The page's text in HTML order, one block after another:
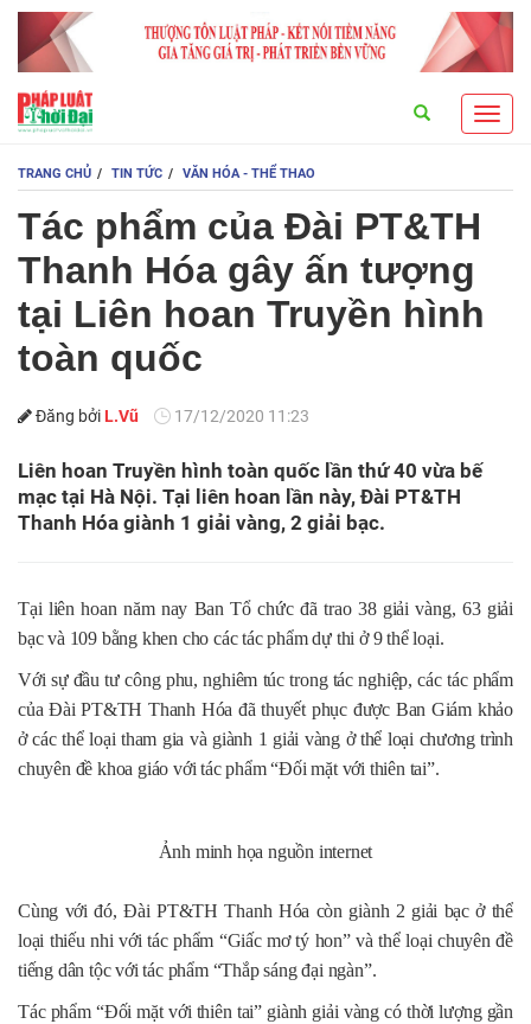
TRANG CHỦ TIN TỨC VĂN HÓA - THỂ THAO
Tác phẩm của Đài PT&TH
Thanh Hóa gây ấn tượng
tại Liên hoan Truyền hình
toàn quốc
Đăng bởi L.Vũ 17/12/2020 11:23
Liên hoan Truyền hình toàn quốc lần thứ 40 vừa bế
mạc tại Hà Nội. Tại liên hoan lần này, Đài PT&TH
Thanh Hóa giành 1 giải vàng, 2 giải bạc.
Tại liên hoan năm nay Ban Tổ chức đã trao 38 giải vàng, 63 giải
bạc và 109 bằng khen cho các tác phẩm dự thi ở 9 thể loại.
Với sự đầu tư công phu, nghiêm túc trong tác nghiệp, các tác phẩm
của Đài PT&TH Thanh Hóa đã thuyết phục được Ban Giám khảo
ở các thể loại tham gia và giành 1 giải vàng ở thể loại chương trình
chuyên đề khoa giáo với tác phẩm “Đối mặt với thiên tai”.
Ảnh minh họa nguồn internet
Cùng với đó, Đài PT&TH Thanh Hóa còn giành 2 giải bạc ở thể
loại thiếu nhi với tác phẩm “Giấc mơ tý hon” và thể loại chuyên đề
tiếng dân tộc với tác phẩm “Thắp sáng đại ngàn”.
Tác phẩm “Đối mặt với thiên tai” giành giải vàng có thời lượng gần